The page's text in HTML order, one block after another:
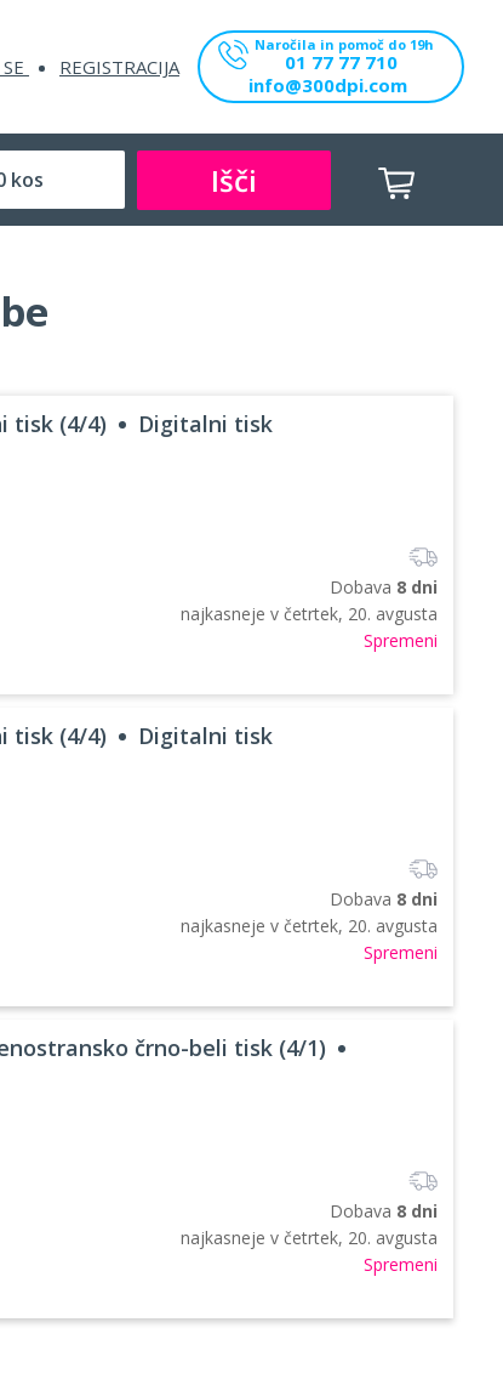
REGISTRACIJA
Naročila in pomoč do 19h
01 77 77 710
info@300dpi.com
Išči
tisk (4/4) Digitalni tisk
Dobava 8 dni
najkasneje v četrtek, 20. avgusta
Spremeni
tisk (4/4) Digitalni tisk
Dobava 8 dni
najkasneje v četrtek, 20. avgusta
Spremeni
črno-beli tisk (4/1)
Dobava 8 dni
najkasneje v četrtek, 20. avgusta
Spremeni